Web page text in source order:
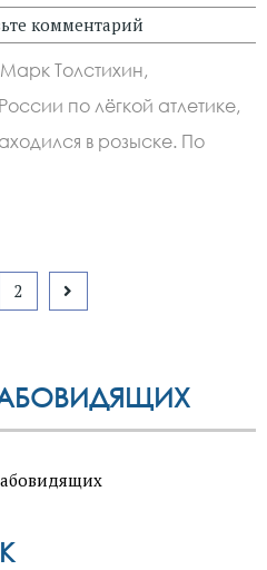
комментарий
Толстихин,
по лёгкой атлетике,
в розыске. По
2